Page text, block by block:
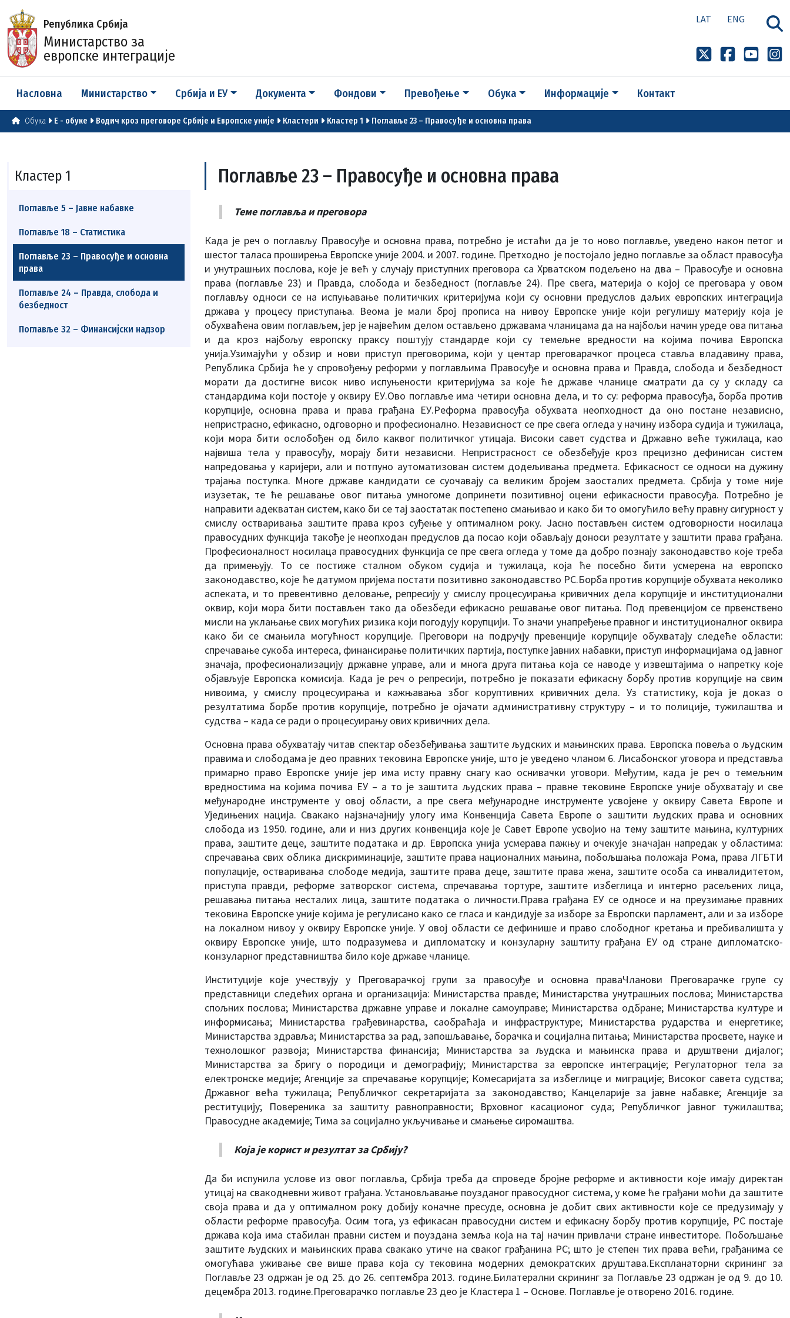
Република Србија
Министарство за
европске интеграције
LAT ENG
Насловна Министарство Србија и ЕУ Документа Фондови Превођење Обука Информације Контакт
Обука E - обуке Водич кроз преговоре Србије и Европске уније Кластери Кластер 1 Поглавље 23 – Правосуђе и основна права
Кластер 1
Поглавље 5 – Јавне набавке
Поглавље 18 – Статистика
Поглавље 23 – Правосуђе и основна
права
Поглавље 24 – Правда, слобода и
безбедност
Поглавље 32 – Финансијски надзор
Поглавље 23 – Правосуђе и основна права
Теме поглавља и преговора
Када је реч о поглављу Правосуђе и основна права, потребно је истаћи да је то ново поглавље, уведено након петог и
шестог таласа проширења Европске уније 2004. и 2007. године. Претходно је постојало једно поглавље за област правосуђа
и унутрашњих послова, које је већ у случају приступних преговора са Хрватском подељено на два – Правосуђе и основна
права (поглавље 23) и Правда, слобода и безбедност (поглавље 24). Пре свега, материја о којој се преговара у овом
поглављу односи се на испуњавање политичких критеријума који су основни предуслов даљих европских интеграција
држава у процесу приступања. Веома је мали број прописа на нивоу Европске уније који регулишу материју која је
обухваћена овим поглављем, јер је највећим делом остављено државама чланицама да на најбољи начин уреде ова питања
и да кроз најбољу европску праксу поштују стандарде који су темељне вредности на којима почива Европска
унија.Узимајући у обзир и нови приступ преговорима, који у центар преговарачког процеса ставља владавину права,
Република Србија ће у спровођењу реформи у поглављима Правосуђе и основна права и Правда, слобода и безбедност
морати да достигне висок ниво испуњености критеријума за које ће државе чланице сматрати да су у складу са
стандардима који постоје у оквиру ЕУ.Ово поглавље има четири основна дела, и то су: реформа правосуђа, борба против
корупције, основна права и права грађана ЕУ.Реформа правосуђа обухвата неопходност да оно постане независно,
непристрасно, ефикасно, одговорно и професионално. Независност се пре свега огледа у начину избора судија и тужилаца,
који мора бити ослобођен од било каквог политичког утицаја. Високи савет судства и Државно веће тужилаца, као
највиша тела у правосуђу, морају бити независни. Непристрасност се обезбеђује кроз прецизно дефинисан систем
напредовања у каријери, али и потпуно аутоматизован систем додељивања предмета. Ефикасност се односи на дужину
трајања поступка. Многе државе кандидати се суочавају са великим бројем заосталих предмета. Србија у томе није
изузетак, те ће решавање овог питања умногоме допринети позитивној оцени ефикасности правосуђа. Потребно је
направити адекватан систем, како би се тај заостатак постепено смањивао и како би то омогућило већу правну сигурност у
смислу остваривања заштите права кроз суђење у оптималном року. Јасно постављен систем одговорности носилаца
правосудних функција такође је неопходан предуслов да посао који обављају доноси резултате у заштити права грађана.
Професионалност носилаца правосудних функција се пре свега огледа у томе да добро познају законодавство које треба
да примењују. То се постиже сталном обуком судија и тужилаца, која ће посебно бити усмерена на европско
законодавство, које ће датумом пријема постати позитивно законодавство РС.Борба против корупције обухвата неколико
аспеката, и то превентивно деловање, репресију у смислу процесуирања кривичних дела корупције и институционални
оквир, који мора бити постављен тако да обезбеди ефикасно решавање овог питања. Под превенцијом се првенствено
мисли на уклањање свих могућих ризика који погодују корупцији. То значи унапређење правног и институционалног оквира
како би се смањила могућност корупције. Преговори на подручју превенције корупције обухватају следеће области:
спречавање сукоба интереса, финансирање политичких партија, поступке јавних набавки, приступ информацијама од јавног
значаја, професионализацију државне управе, али и многа друга питања која се наводе у извештајима о напретку које
објављује Европска комисија. Када је реч о репресији, потребно је показати ефикасну борбу против корупције на свим
нивоима, у смислу процесуирања и кажњавања због коруптивних кривичних дела. Уз статистику, која је доказ о
резултатима борбе против корупције, потребно је ојачати административну структуру – и то полиције, тужилаштва и
судства – када се ради о процесуирању ових кривичних дела.
Основна права обухватају читав спектар обезбеђивања заштите људских и мањинских права. Европска повеља о људским
правима и слободама је део правних тековина Европске уније, што је уведено чланом 6. Лисабонског уговора и представља
примарно право Европске уније јер има исту правну снагу као оснивачки уговори. Међутим, када је реч о темељним
вредностима на којима почива ЕУ – а то је заштита људских права – правне тековине Европске уније обухватају и све
међународне инструменте у овој области, а пре свега међународне инструменте усвојене у оквиру Савета Европе и
Уједињених нација. Свакако најзначајнију улогу има Конвенција Савета Европе о заштити људских права и основних
слобода из 1950. године, али и низ других конвенција које је Савет Европе усвојио на тему заштите мањина, културних
права, заштите деце, заштите података и др. Европска унија усмерава пажњу и очекује значајан напредак у областима:
спречавања свих облика дискриминације, заштите права националних мањина, побољшања положаја Рома, права ЛГБТИ
популације, остваривања слободе медија, заштите права деце, заштите права жена, заштите особа са инвалидитетом,
приступа правди, реформе затворског система, спречавања тортуре, заштите избеглица и интерно расељених лица,
решавања питања несталих лица, заштите података о личности.Права грађана ЕУ се односе и на преузимање правних
тековина Европске уније којима је регулисано како се гласа и кандидује за изборе за Европски парламент, али и за изборе
на локалном нивоу у оквиру Европске уније. У овој области се дефинише и право слободног кретања и пребивалишта у
оквиру Европске уније, што подразумева и дипломатску и конзуларну заштиту грађана ЕУ од стране дипломатско-
конзуларног представништва било које државе чланице.
Институције које учествују у Преговарачкој групи за правосуђе и основна праваЧланови Преговарачке групе су
представници следећих органа и организација: Министарства правде; Министарства унутрашњих послова; Министарства
спољних послова; Министарства државне управе и локалне самоуправе; Министарства одбране; Министарства културе и
информисања; Министарства грађевинарства, саобраћаја и инфраструктуре; Министарства рударства и енергетике;
Министарства здравља; Министарства за рад, запошљавање, борачка и социјална питања; Министарства просвете, науке и
технолошког развоја; Министарства финансија; Министарства за људска и мањинска права и друштвени дијалог;
Министарства за бригу о породици и демографију; Министарства за европске интеграције; Регулаторног тела за
електронске медије; Агенције за спречавање корупције; Комесаријата за избеглице и миграције; Високог савета судства;
Државног већа тужилаца; Републичког секретаријата за законодавство; Канцеларије за јавне набавке; Агенције за
реституцију; Повереника за заштиту равноправности; Врховног касационог суда; Републичког јавног тужилаштва;
Правосудне академије; Тима за социјално укључивање и смањење сиромаштва.
Која је корист и резултат за Србију?
Да би испунила услове из овог поглавља, Србија треба да спроведе бројне реформе и активности које имају директан
утицај на свакодневни живот грађана. Установљавање поузданог правосудног система, у коме ће грађани моћи да заштите
своја права и да у оптималном року добију коначне пресуде, основна је добит свих активности које се предузимају у
области реформе правосуђа. Осим тога, уз ефикасан правосудни систем и ефикасну борбу против корупције, РС постаје
држава која има стабилан правни систем и поуздана земља која на тај начин привлачи стране инвеститоре. Побољшање
заштите људских и мањинских права свакако утиче на сваког грађанина РС; што је степен тих права већи, грађанима се
омогућава уживање све више права која су тековина модерних демократских друштава.Експланаторни скрининг за
Поглавље 23 одржан је од 25. до 26. септембра 2013. године.Билатерални скрининг за Поглавље 23 одржан је од 9. до 10.
децембра 2013. године.Преговарачко поглавље 23 део је Кластера 1 – Основе. Поглавље је отворено 2016. године.